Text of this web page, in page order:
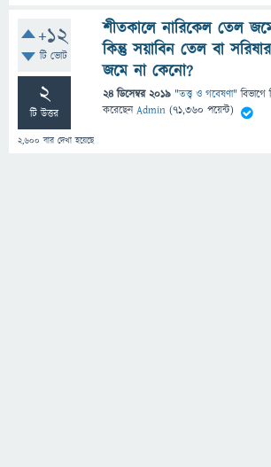
+12
টি ভোট
2
টি উত্তর
2,600 বার দেখা হয়েছে
শীতকালে নারিকেল তেল
কিন্তু সয়াবিন তেল বা
জমে না কেনো?
24 ডিসেম্বর 2019 "তত্ত্ব ও গবেষণা" বিভাগে
করেছেনAdmin (71,360 পয়েন্ট)